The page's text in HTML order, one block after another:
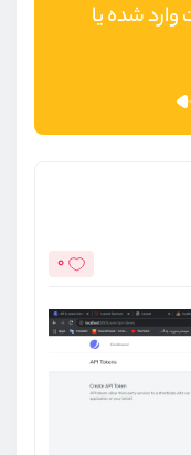
وارد شده یا
0